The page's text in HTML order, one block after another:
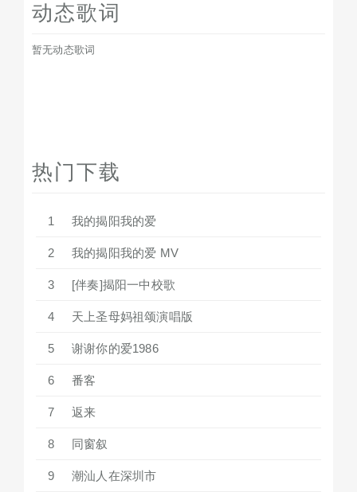
动态歌词
暂无动态歌词
热门下载
1 我的揭阳我的爱
2 我的揭阳我的爱 MV
3 [伴奏]揭阳一中校歌
4 天上圣母妈祖颂演唱版
5 谢谢你的爱1986
6 番客
7 返来
8 同窗叙
9 潮汕人在深圳市